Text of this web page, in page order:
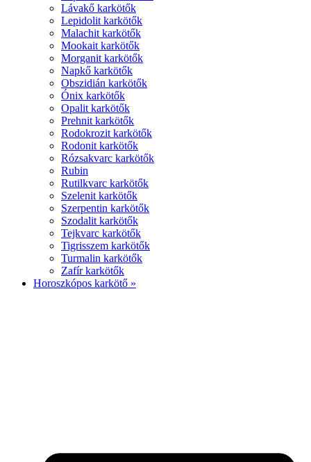
Lávakő karkötők
Lepidolit karkötők
Malachit karkötők
Mookait karkötők
Morganit karkötők
Napkő karkötők
Obszidián karkötők
Ónix karkötők
Opalit karkötők
Prehnit karkötők
Rodokrozit karkötők
Rodonit karkötők
Rózsakvarc karkötők
Rubin
Rutilkvarc karkötők
Szelenit karkötők
Szerpentin karkötők
Szodalit karkötők
Tejkvarc karkötők
Tigrisszem karkötők
Turmalin karkötők
Zafír karkötők
Horoszkópos karkötő »